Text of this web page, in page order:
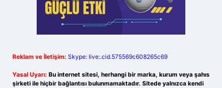
Reklam ve İletişim: Skype: live:.cid.575569c608265c69
Yasal Uyarı: Bu internet sitesi, herhangi bir marka, kurum veya şahıs
şirketi ile hiçbir bağlantısı bulunmamaktadır. Sitede yalnızca kendi